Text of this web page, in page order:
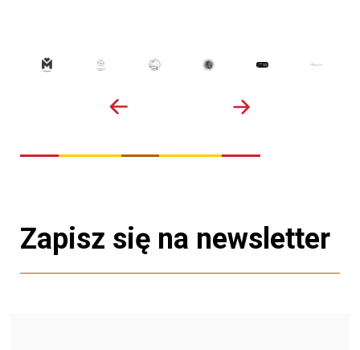
Zapisz się na newsletter